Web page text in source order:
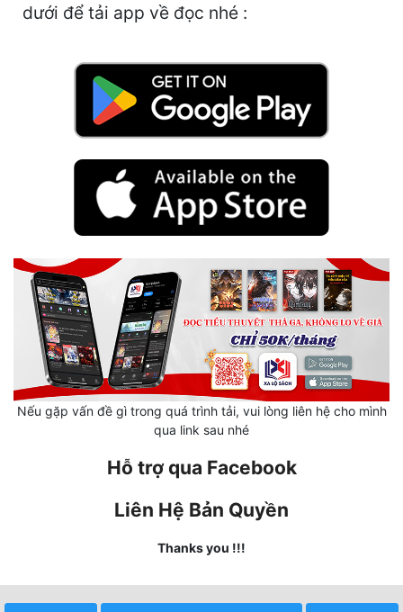
Kinh Dị
Mưu Mô
Mạt Thế
Mỹ Thực
Ngôn Tình
Ngược
Phong Thủy - Tâm Linh
dưới để tải app về đọc nhé :
Nếu gặp vấn đề gì trong quá trình tải, vui lòng liên hệ cho mình
qua link sau nhé
Hỗ trợ qua Facebook
Liên Hệ Bản Quyền
Thanks you !!!